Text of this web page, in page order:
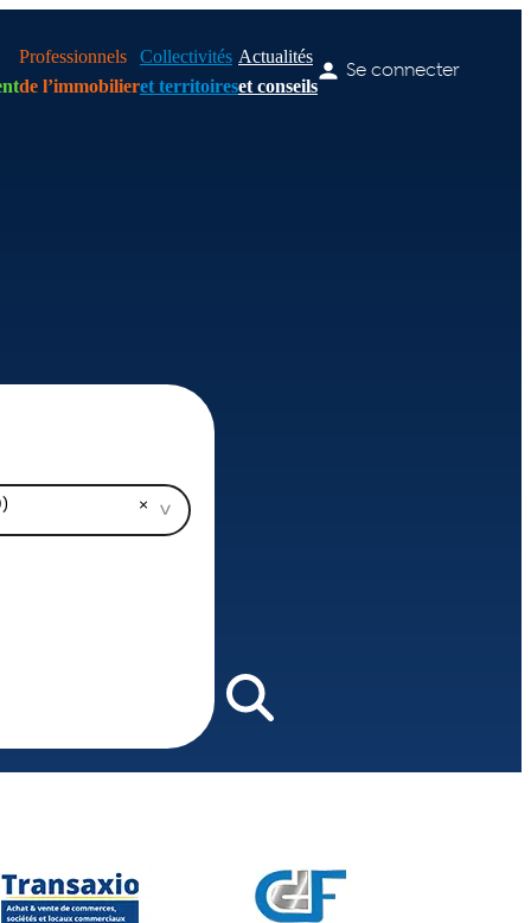
Professionnels
de l’immobilier
Collectivités
et territoires
Actualités
et conseils
Se connecter